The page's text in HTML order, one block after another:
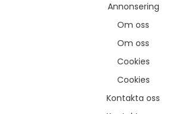
Annonsering
Om oss
Om oss
Cookies
Cookies
Kontakta oss